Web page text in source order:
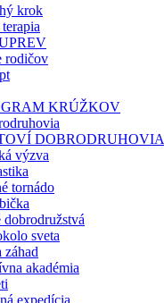
krok
rodičov
KRÚŽKOV
DOBRODRUHOVIA
výzva
tornádo
sveta
záhad
akadémia
expedícia